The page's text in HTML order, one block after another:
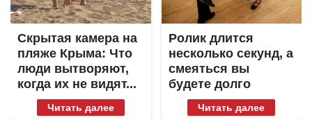
Скрытая камера на
пляже Крыма: Что
люди вытворяют,
когда их не видят...
Читать далее
Ролик длится
несколько секунд, а
смеяться вы
будете долго
Читать далее